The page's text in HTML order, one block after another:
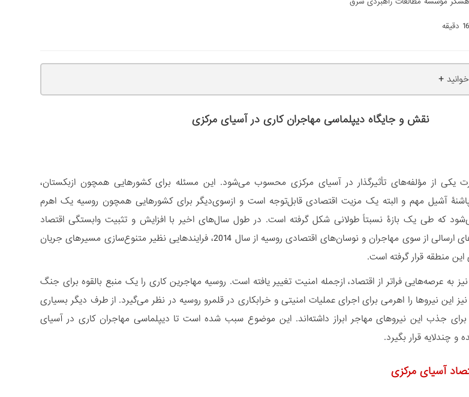
+
نقش و جایگاه دیپلماسی مهاجران کاری در آسیای مرکزی
یکی از مؤلفه‌های تأثیرگذار در آسیای مرکزی محسوب می‌شود. این مسئله برای کشورهایی همچون ازبکستان،
آشیل مهم و البته یک مزیت اقتصادی قابل‌توجه است و ازسوی‌دیگر برای کشورهایی همچون روسیه یک اهرم
که طی یک بازۀ نسبتاً طولانی شکل گرفته است. در طول سال‌های اخیر با افزایش و تثبیت وابستگی اقتصاد
کشورهای این منطقه به حواله‌های ارسالی از سوی مهاجران و نوسان‌های اقتصادی روسیه از سال 2014، فرایندهایی نظیر متنوع‌سازی مسیرهای جریان
منطقه قرار گرفته است.
به عرصه‌هایی فراتر از اقتصاد، ازجمله امنیت تغییر یافته است. روسیه مهاجرین کاری را یک منبع بالقوه برای جنگ
این نیروها را اهرمی برای اجرای عملیات امنیتی و خرابکاری در قلمرو روسیه در نظر می‌گیرد. از طرف دیگر بسیاری
برای جذب این نیروهای مهاجر ابراز داشته‌اند. این موضوع سبب شده است تا دیپلماسی مهاجران کاری در آسیای
چندلایه قرار بگیرد.
آسیای مرکزی